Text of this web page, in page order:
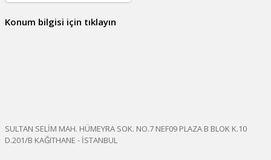
Konum bilgisi için tıklayın
SULTAN SELİM MAH. HÜMEYRA SOK. NO.7 NEF09 PLAZA B BLOK K.10
D.201/B KAĞITHANE - İSTANBUL